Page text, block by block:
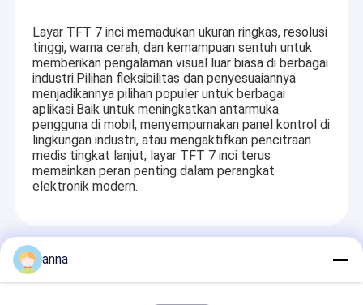
Tampilan VR
Layar TFT 7 inci memadukan ukuran ringkas, resolusi
tinggi, warna cerah, dan kemampuan sentuh untuk
memberikan pengalaman visual luar biasa di berbagai
industri.Pilihan fleksibilitas dan penyesuaiannya
menjadikannya pilihan populer untuk berbagai
aplikasi.Baik untuk meningkatkan antarmuka
pengguna di mobil, menyempurnakan panel kontrol di
lingkungan industri, atau mengaktifkan pencitraan
medis tingkat lanjut, layar TFT 7 inci terus
memainkan peran penting dalam perangkat
elektronik modern.
Recommended Products
Kami adalah produsen teknologi kelas atas dari
tampilan TFT, yang berkantor pusat di Shenzhen,
Guangdong, China.
anna